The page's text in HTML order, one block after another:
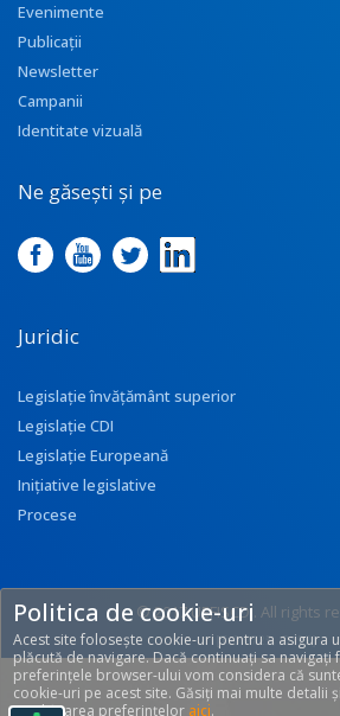
Evenimente
Publicații
Newsletter
Campanii
Identitate vizuală
Ne găsești și pe
Juridic
Legislație învățământ superior
Legislație CDI
Legislație Europeană
Inițiative legislative
Procese
© 2017 UEFISCDI. All rights
[T: 0.2725, O: 92]
Politica de cookie-uri
Acest site folosește cookie-uri pentru a asigura
plăcută de navigare. Dacă continuați sa navigați
preferințele browser-ului vom considera că
cookie-uri pe acest site. Găsiți mai multe detalii
modificarea preferințelor aici.